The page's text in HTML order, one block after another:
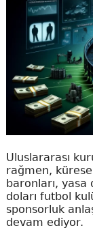
Uluslararası
rağmen,
baronları,
doları futbol
sponsorluk
devam ediyor.